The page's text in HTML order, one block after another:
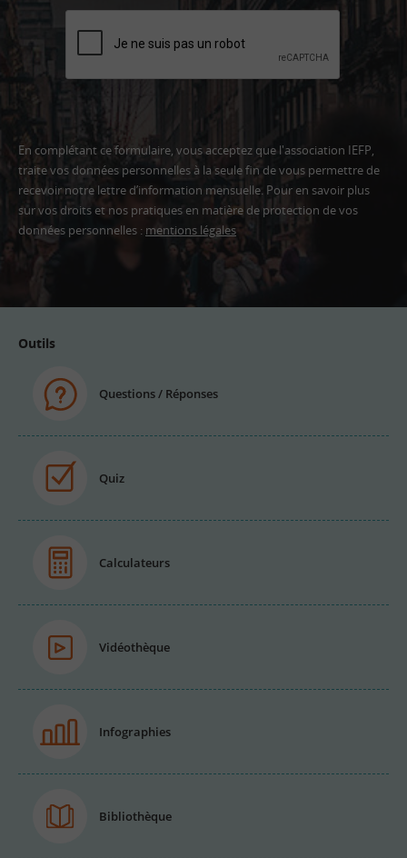
En complétant ce formulaire, vous acceptez que l'association IEFP,
traite vos données personnelles à la seule fin de vous permettre de
recevoir notre lettre d’information mensuelle. Pour en savoir plus
sur vos droits et nos pratiques en matière de protection de vos
données personnelles : mentions légales
Outils
Questions / Réponses
Quiz
Calculateurs
Vidéothèque
Infographies
Bibliothèque